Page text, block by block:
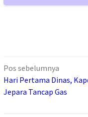
Navigasi
pos
Pos sebelumnya
Hari Pertama Dinas,
Jepara Tancap Gas